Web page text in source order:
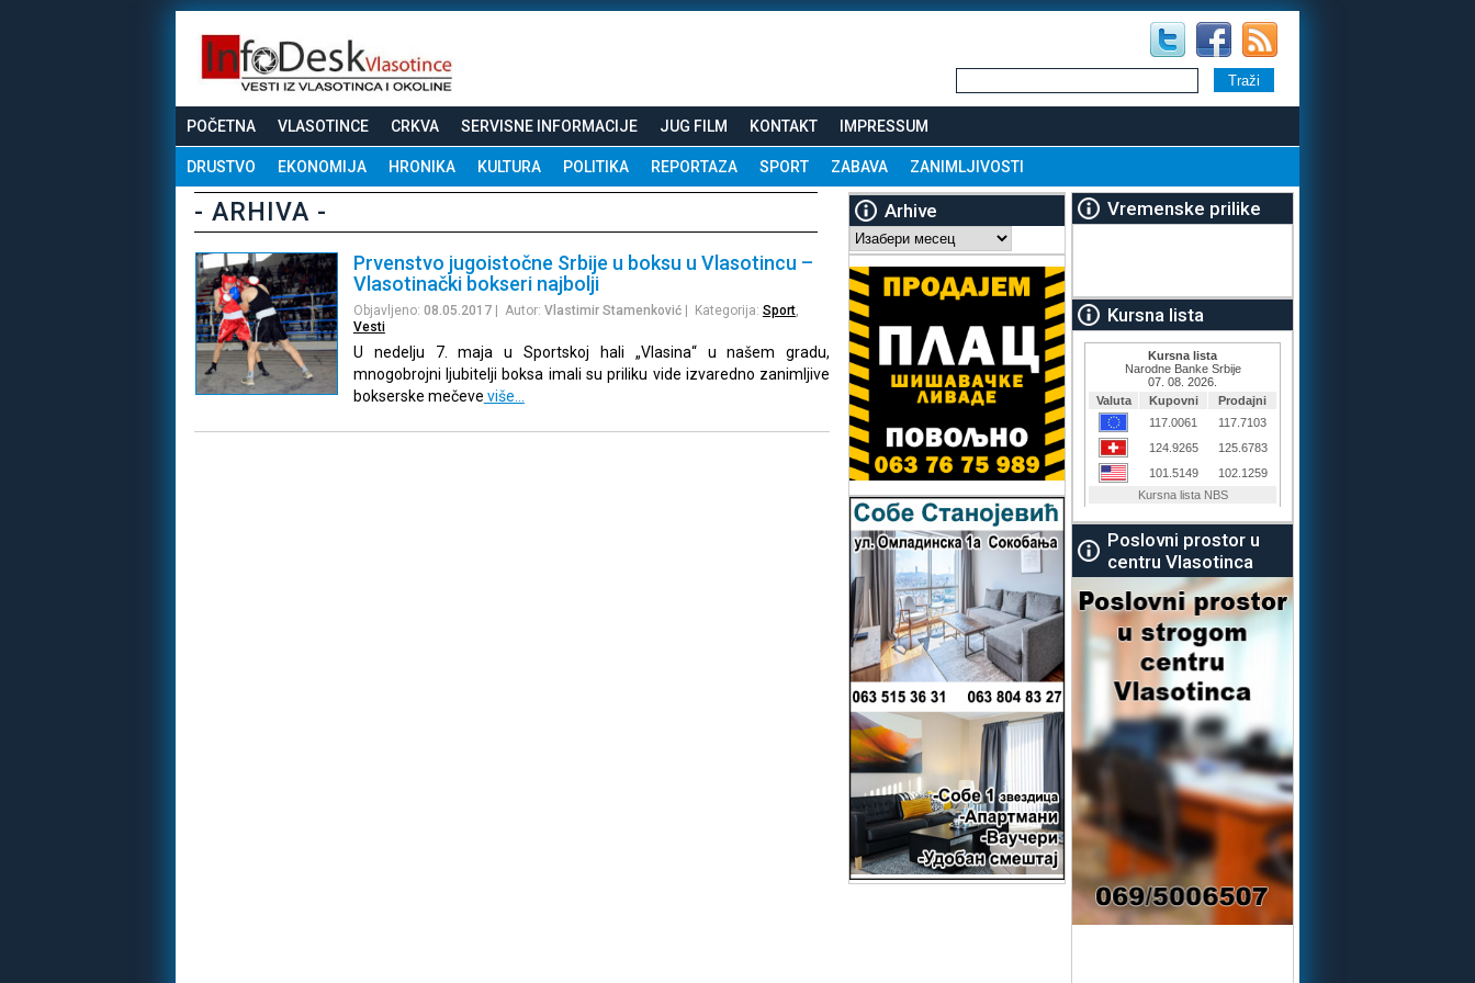
POČETNA VLASOTINCE CRKVA SERVISNE INFORMACIJE JUG FILM KONTAKT IMPRESSUM
DRUSTVO EKONOMIJA HRONIKA KULTURA POLITIKA REPORTAZA SPORT ZABAVA ZANIMLJIVOSTI
- ARHIVA -
Prvenstvo jugoistočne Srbije u boksu u Vlasotincu –
Vlasotinački bokseri najbolji
Objavljeno: 08.05.2017| Autor: Vlastimir Stamenković| Kategorija: Sport,
Vesti
U nedelju 7. maja u Sportskoj hali „Vlasina“ u našem gradu,
mnogobrojni ljubitelji boksa imali su priliku vide izvaredno zanimljive
bokserske mečeve više…
Arhive
Arhive
Vremenske prilike
Kursna lista
Poslovni prostor u
centru Vlasotinca